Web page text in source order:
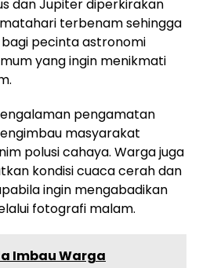
dan Jupiter diperkirakan
terbenam sehingga
pecinta astronomi
yang ingin menikmati
pengamatan
masyarakat
polusi cahaya. Warga juga
kondisi cuaca cerah dan
ingin mengabadikan
fotografi malam.
Imbau Warga